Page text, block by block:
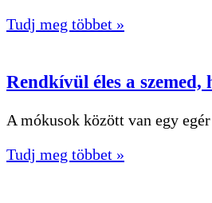
Tudj meg többet »
Rendkívül éles a
A mókusok között van egy
Tudj meg többet »